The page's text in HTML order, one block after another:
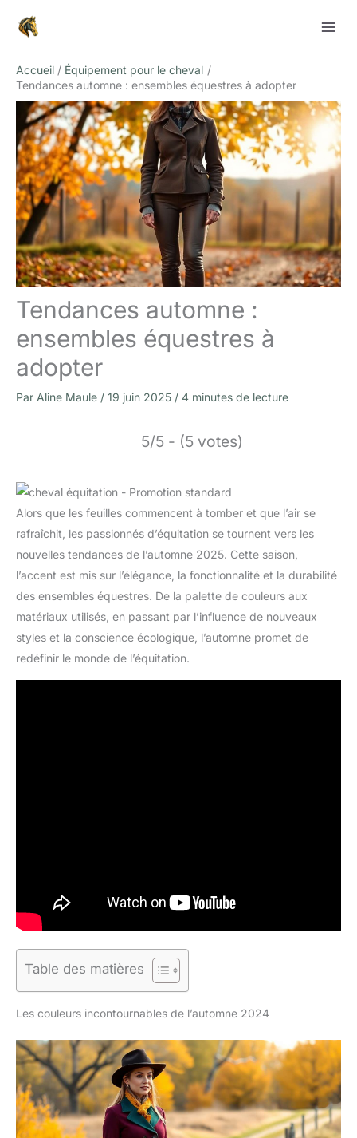
Accueil
Équipement pour le cheval
Tendances automne : ensembles équestres à adopter
Tendances automne :
ensembles équestres à
adopter
Par Aline Maule / 19 juin 2025 / 4 minutes de lecture
5/5 - (5 votes)
Alors que les feuilles commencent à tomber et que l’air se
rafraîchit, les passionnés d’équitation se tournent vers les
nouvelles tendances de l’automne 2025. Cette saison,
l’accent est mis sur l’élégance, la fonctionnalité et la durabilité
des ensembles équestres. De la palette de couleurs aux
matériaux utilisés, en passant par l’influence de nouveaux
styles et la conscience écologique, l’automne promet de
redéfinir le monde de l’équitation.
Table des matières
Les couleurs incontournables de l’automne 2024